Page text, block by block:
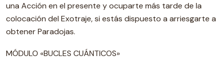
una Acción en el presente y ocuparte más tarde de la
colocación del Exotraje, si estás dispuesto a arriesgarte a
obtener Paradojas.
MÓDULO «BUCLES CUÁNTICOS»